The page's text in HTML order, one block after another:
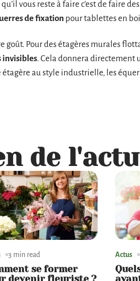
vous reste à faire c’est de faire
de fixation pour tablettes en
goût. Pour des étagères murales
invisibles. Cela donnera directement
étagère au style industrielle, les
de l'actu
3 min read
se former
devenir fleuriste ?
Actus